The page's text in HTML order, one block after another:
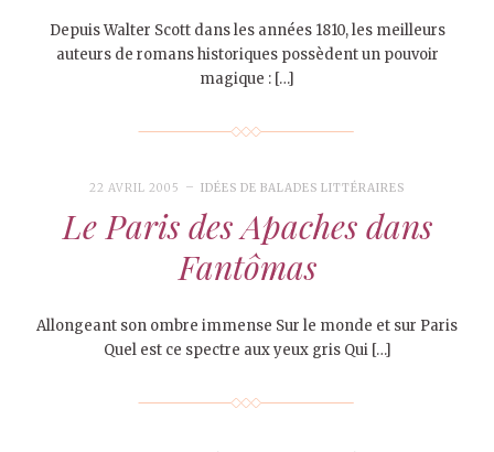
Depuis Walter Scott dans les années 1810, les meilleurs
auteurs de romans historiques possèdent un pouvoir
magique : […]
22 AVRIL 2005 IDÉES DE BALADES LITTÉRAIRES
Le Paris des Apaches dans
Fantômas
Allongeant son ombre immense Sur le monde et sur Paris
Quel est ce spectre aux yeux gris Qui […]